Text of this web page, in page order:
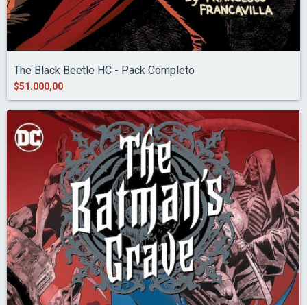
The Black Beetle HC - Pack Completo
$51.000,00